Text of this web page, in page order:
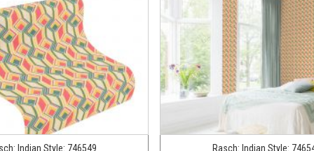
Indian Style: 746549 Rasch: Indian Style: